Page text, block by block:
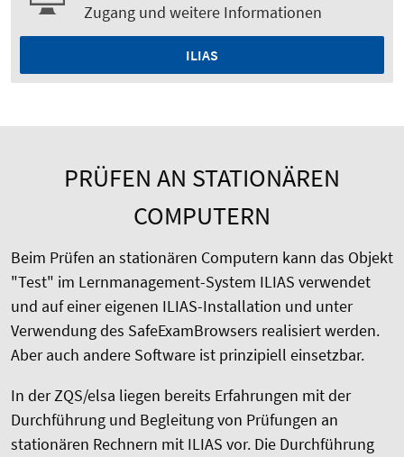
Zugang und weitere Informationen
ILIAS
PRÜFEN AN STATIONÄREN
COMPUTERN
Beim Prüfen an stationären Computern kann das Objekt
"Test" im Lernmanagement-System ILIAS verwendet
und auf einer eigenen ILIAS-Installation und unter
Verwendung des SafeExamBrowsers realisiert werden.
Aber auch andere Software ist prinzipiell einsetzbar.
In der ZQS/elsa liegen bereits Erfahrungen mit der
Durchführung und Begleitung von Prüfungen an
stationären Rechnern mit ILIAS vor. Die Durchführung